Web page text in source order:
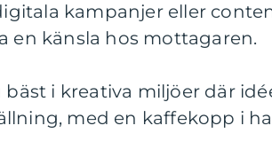
kampanjer eller
en känsla hos mottagaren.
i kreativa miljöer där
med en kaffekopp i